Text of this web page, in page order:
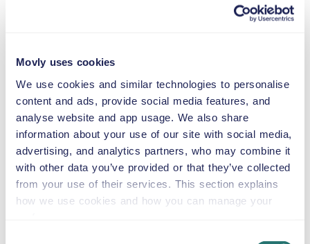
Movly uses cookies
We use cookies and similar technologies to personalise
content and ads, provide social media features, and
analyse website and app usage. We also share
information about your use of our site with social media,
advertising, and analytics partners, who may combine it
with other data you’ve provided or that they’ve collected
from your use of their services. This section explains
how we use cookies and how you can manage your
2,5–13 kg
BARNESÆDE
9–18 kg
AUTOSTOL